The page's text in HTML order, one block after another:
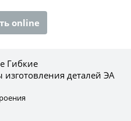
online
Гибкие
деталей ЭА